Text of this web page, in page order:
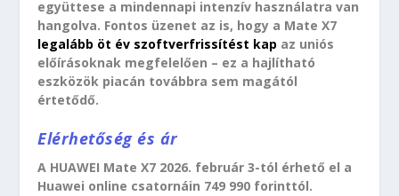
együttese a mindennapi intenzív használatra van
hangolva. Fontos üzenet az is, hogy a Mate X7
legalább öt év szoftverfrissítést kap az uniós
előírásoknak megfelelően – ez a hajlítható
eszközök piacán továbbra sem magától
értetődő.
Elérhetőség és ár
A HUAWEI Mate X7 2026. február 3-tól érhető el a
Huawei online csatornáin 749 990 forinttól.